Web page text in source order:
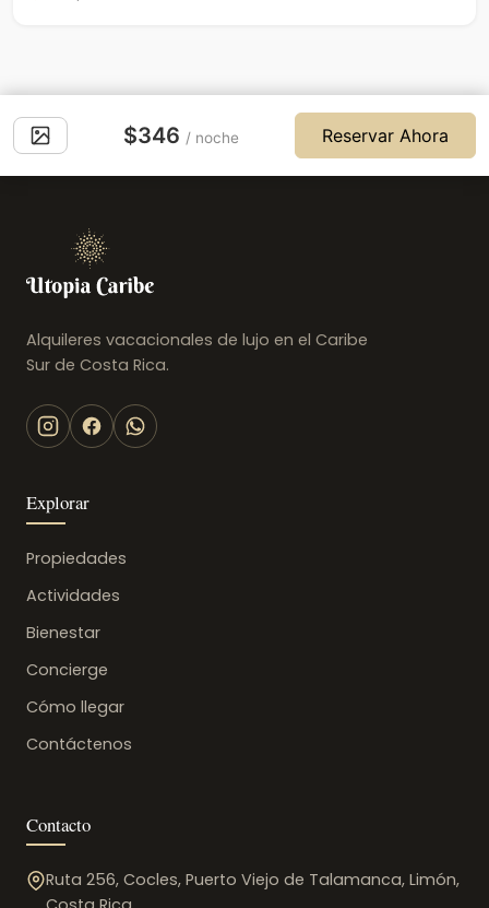
$346 / noche Reservar Ahora
Alquileres vacacionales de lujo en el Caribe
Sur de Costa Rica.
Explorar
Propiedades
Actividades
Bienestar
Concierge
Cómo llegar
Contáctenos
Contacto
Ruta 256, Cocles, Puerto Viejo de Talamanca, Limón,